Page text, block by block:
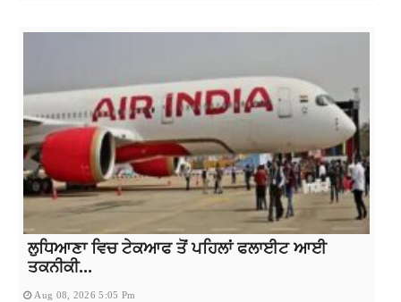
ਲੁਧਿਆਣਾ ਵਿਚ ਟੇਕਆਫ ਤੋਂ ਪਹਿਲਾਂ ਫਲਾਈਟ ਆਈ
ਤਕਨੀਕੀ...
Aug 08, 2026 5:05 Pm